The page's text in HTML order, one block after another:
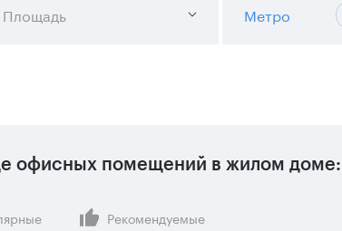
Площадь Метро
офисных помещений в жилом
Рекомендуемые